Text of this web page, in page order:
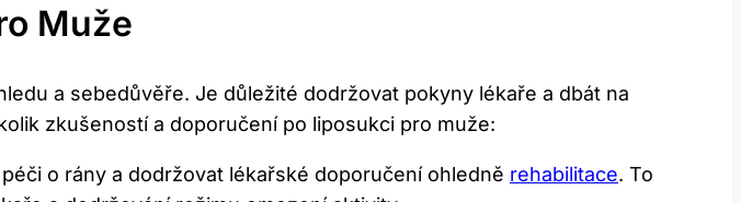
Muže
‌a sebedůvěře. ​Je důležité dodržovat pokyny‍ lékaře a dbát na
zkušeností a doporučení po ⁤liposukci pro ⁢muže:
o ⁤rány a dodržovat lékařské doporučení ohledně rehabilitace. To